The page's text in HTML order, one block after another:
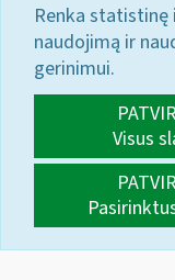
Renka
naudojimą ir
gerinimui.
Visus